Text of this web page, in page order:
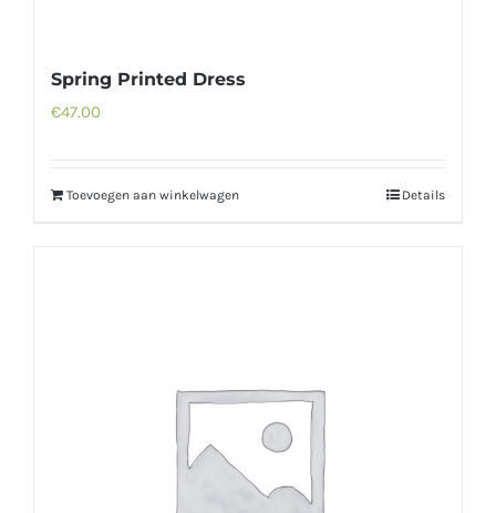
Spring Printed Dress
€47.00
Toevoegen aan winkelwagen Details